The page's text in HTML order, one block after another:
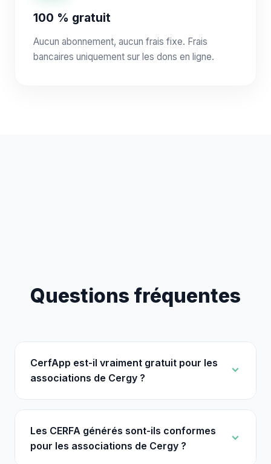
100 % gratuit
Aucun abonnement, aucun frais fixe. Frais
bancaires uniquement sur les dons en ligne.
Questions fréquentes
CerfApp est-il vraiment gratuit pour les
associations de Cergy ?
Les CERFA générés sont-ils conformes
pour les associations de Cergy ?